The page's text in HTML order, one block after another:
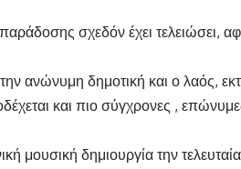
σχεδόν έχει τελειώσει,
ανώνυμη δημοτική και ο λαός,
και πιο σύγχρονες ,
μουσική δημιουργία την